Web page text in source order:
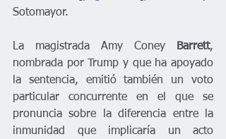
Sotomayor.
La magistrada Amy Coney Barrett,
nombrada por Trump y que ha apoyado
la sentencia, emitió también un voto
particular concurrente en el que se
pronuncia sobre la diferencia entre la
inmunidad que implicaría un acto